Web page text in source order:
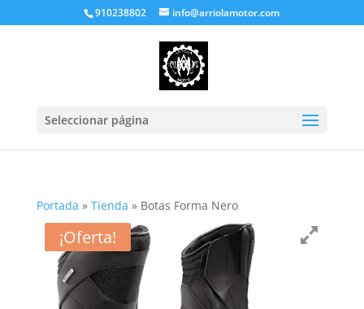
910238802 info@arriolamotor.com
Seleccionar página
Portada » Tienda » Botas Forma Nero
¡Oferta!